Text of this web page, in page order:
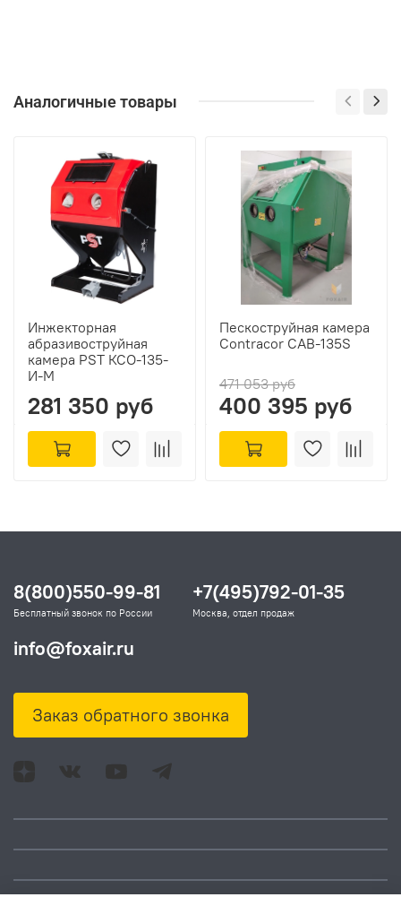
Аналогичные товары
Инжекторная
абразивоструйная
камера PST КСО-135-
И-M
281 350 руб
Пескоструйная камера
Contracor CAB-135S
471 053 руб
400 395 руб
Адрес: Москва, ул.
8(800)550-99-81
Бесплатный звонок по России
+7(495)792-01-35
Москва, отдел продаж
info@foxair.ru
Заказ обратного звонка